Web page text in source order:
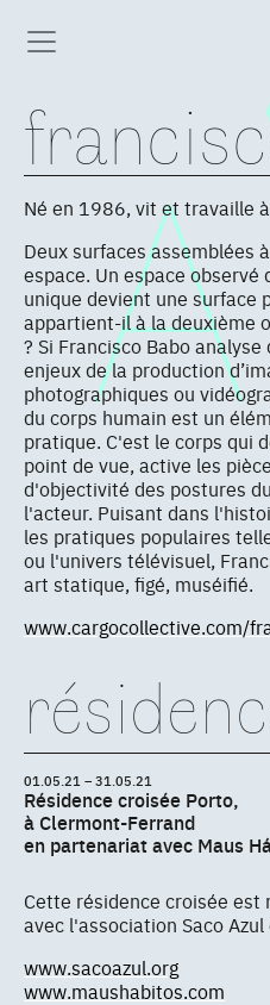
Né en 1986, vit et travaille
Deux surfaces assemblées
espace. Un espace observé
unique devient une surface
appartient-il à la deuxième
? Si Francisco Babo
enjeux de la production
photographiques ou
du corps humain est un
pratique. C'est le corps qui
point de vue, active les
d'objectivité des postures
l'acteur. Puisant dans
les pratiques populaires
ou l'univers télévisuel,
art statique, figé, muséifié.
www.cargocollective.com/
01.05.21 – 31.05.21
Résidence croisée Porto,
à Clermont-Ferrand
en partenariat avec Maus
Cette résidence croisée
avec l'association Saco
www.sacoazul.org
www.maushabitos.com